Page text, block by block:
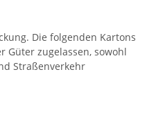
Die folgenden Kartons
Güter zugelassen, sowohl
Straßenverkehr